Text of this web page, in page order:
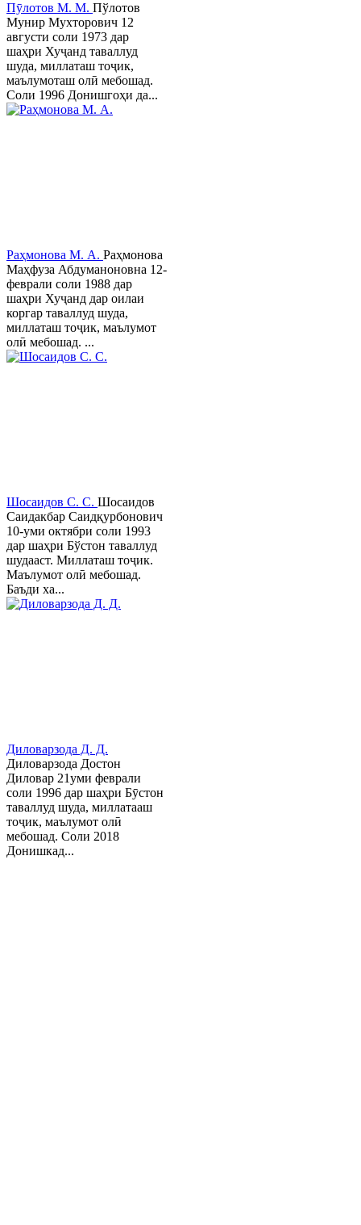
Пӯлотов М. М. Пўлотов
Мунир Мухторович 12
августи соли 1973 дар
шаҳри Хуҷанд таваллуд
шуда, миллаташ тоҷик,
маълумоташ олӣ мебошад.
Соли 1996 Донишгоҳи да...
Раҳмонова М. А. Раҳмонова
Маҳфуза Абдуманоновна 12-
феврали соли 1988 дар
шаҳри Хуҷанд дар оилаи
коргар таваллуд шуда,
миллаташ тоҷик, маълумот
олӣ мебошад. ...
Шосаидов С. С. Шосаидов
Саидакбар Саидқурбонович
10-уми октябри соли 1993
дар шаҳри Бўстон таваллуд
шудааст. Миллаташ тоҷик.
Маълумот олӣ мебошад.
Баъди ха...
Диловарзода Д. Д.
Диловарзода Достон
Диловар 21уми феврали
соли 1996 дар шаҳри Бӯстон
таваллуд шуда, миллатааш
тоҷик, маълумот олӣ
мебошад. Соли 2018
Донишкад...